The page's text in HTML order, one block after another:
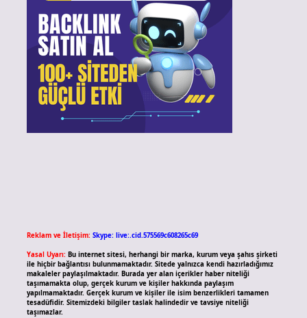
Reklam ve İletişim: Skype: live:.cid.575569c608265c69
Yasal Uyarı: Bu internet sitesi, herhangi bir marka, kurum veya şahıs şirketi
ile hiçbir bağlantısı bulunmamaktadır. Sitede yalnızca kendi hazırladığımız
makaleler paylaşılmaktadır. Burada yer alan içerikler haber niteliği
taşımamakta olup, gerçek kurum ve kişiler hakkında paylaşım
yapılmamaktadır. Gerçek kurum ve kişiler ile isim benzerlikleri tamamen
tesadüfidir. Sitemizdeki bilgiler taslak halindedir ve tavsiye niteliği
taşımazlar.